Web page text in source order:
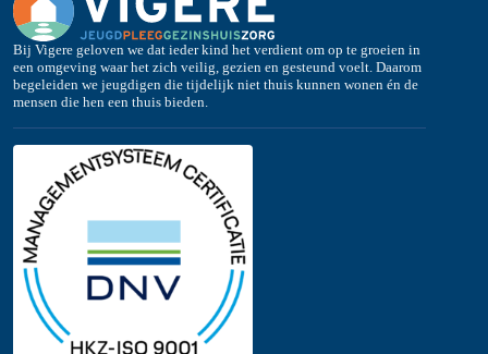
Bij Vigere geloven we dat ieder kind het verdient om op te groeien in
een omgeving waar het zich veilig, gezien en gesteund voelt. Daarom
begeleiden we jeugdigen die tijdelijk niet thuis kunnen wonen én de
mensen die hen een thuis bieden.